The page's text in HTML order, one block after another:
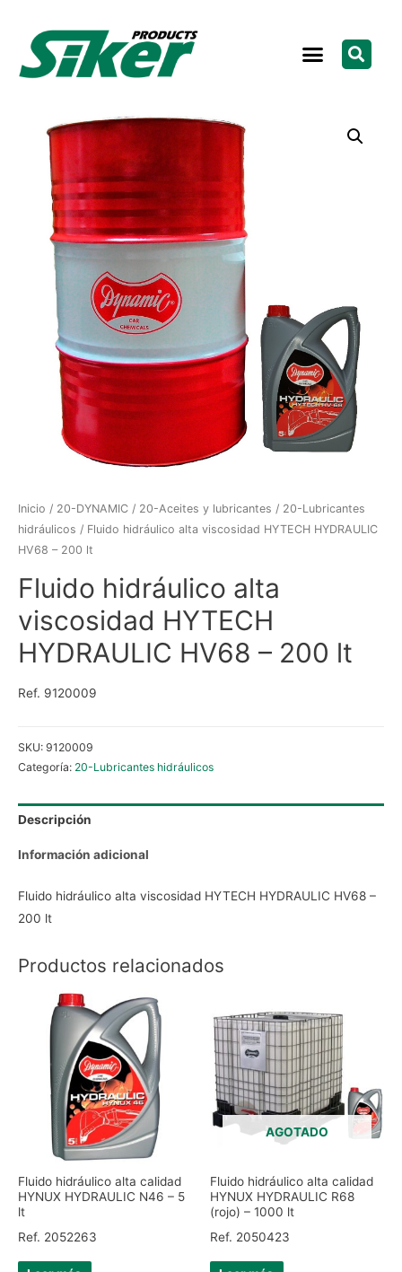
Inicio / 20-DYNAMIC / 20-Aceites y lubricantes / 20-Lubricantes
hidráulicos / Fluido hidráulico alta viscosidad HYTECH HYDRAULIC
HV68 – 200 lt
Fluido hidráulico alta
viscosidad HYTECH
HYDRAULIC HV68 – 200 lt
Ref. 9120009
SKU: 9120009
Categoría: 20-Lubricantes hidráulicos
Descripción
Información adicional
Fluido hidráulico alta viscosidad HYTECH HYDRAULIC HV68 –
200 lt
Productos relacionados
Fluido hidráulico alta calidad
HYNUX HYDRAULIC N46 – 5
lt
Ref. 2052263
AGOTADO
Fluido hidráulico alta calidad
HYNUX HYDRAULIC R68
(rojo) – 1000 lt
Ref. 2050423